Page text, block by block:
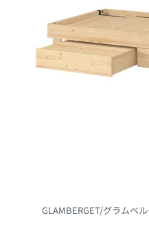
GLAMBERGET/グラムベ